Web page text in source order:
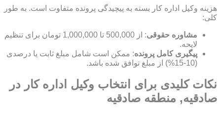
هزینه وکیل اداره کار بسته به پیچیدگی پرونده متفاوت است. به طور
کلی:
مشاوره حقوقی
: از 500,000 تا 1,000,000 تومان برای تنظیم
لایحه.
پیگیری کامل پرونده: ممکن است شامل مبلغ ثابت یا درصدی
(10-15%) از مبلغ توافق شده باشد.
نکات کلیدی برای انتخاب وکیل اداره کار در
صادقیه, منطقه صادقیه